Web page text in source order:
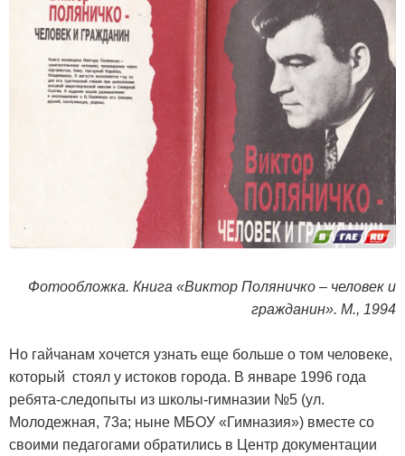
Фотообложка. Книга «Виктор Поляничко – человек и
гражданин». М., 1994
Но гайчанам хочется узнать еще больше о том человеке,
который стоял у истоков города. В январе 1996 года
ребята-следопыты из школы-гимназии №5 (ул.
Молодежная, 73а; ныне МБОУ «Гимназия») вместе со
своими педагогами обратились в Центр документации